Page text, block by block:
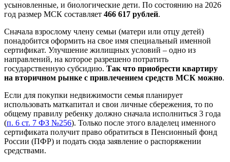
усыновленные, и биологические дети. По состоянию на 2026
год размер МСК составляет 466 617 рублей.
Сначала взрослому члену семьи (матери или отцу детей)
понадобится оформить на свое имя специальный именной
сертификат. Улучшение жилищных условий – одно из
направлений, на которое разрешено потратить
государственную субсидию. Так что приобрести квартиру
на вторичном рынке с привлечением средств МСК можно.
Если для покупки недвижимости семья планирует
использовать маткапитал и свои личные сбережения, то по
общему правилу ребенку должно сначала исполниться 3 года
(п. 6 ст. 7 ФЗ №256). Только после этого владелец именного
сертификата получит право обратиться в Пенсионный фонд
России (ПФР) и подать сюда заявление о распоряжении
средствами.